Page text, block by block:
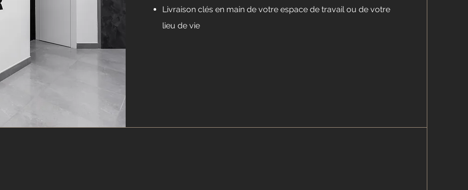
Livraison clés en main de votre espace de travail ou de votre
lieu de vie